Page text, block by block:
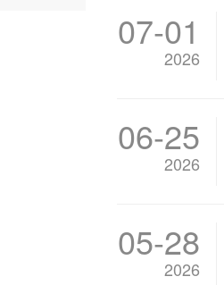
07-01
2026
06-25
2026
05-28
2026